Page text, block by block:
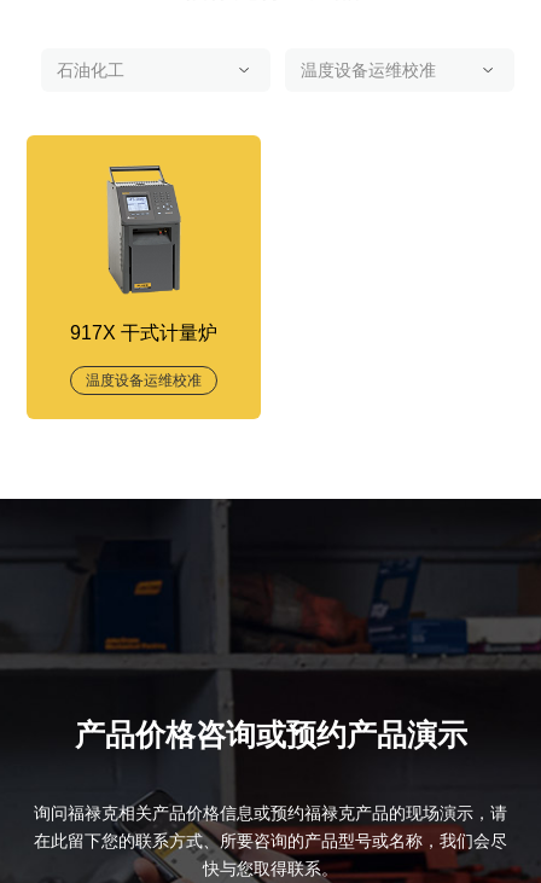
917X 干式计量炉
温度设备运维校准
产品价格咨询或预约产品演示
询问福禄克相关产品价格信息或预约福禄克产品的现场演示，请
在此留下您的联系方式、所要咨询的产品型号或名称，我们会尽
快与您取得联系。